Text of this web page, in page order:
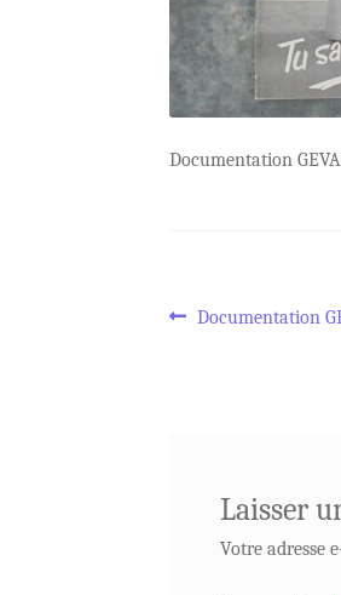
Documentation
Navigation
Article
Documentation
Laisser
Votre adresse